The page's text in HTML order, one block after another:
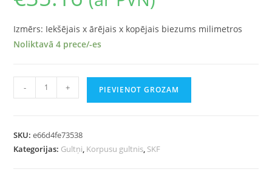
Izmērs: Iekšējais x ārējais x kopējais biezums milimetros
Noliktavā 4 prece/-es
- + PIEVIENOT GROZAM
SKU:e66d4fe73538
Kategorijas: Gultņi, Korpusu gultnis, SKF